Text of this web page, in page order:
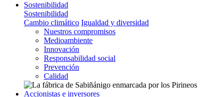
Sostenibilidad
Sostenibilidad
Cambio climático Igualdad y diversidad
Nuestros compromisos
Medioambiente
Innovación
Responsabilidad social
Prevención
Calidad
Accionistas e inversores